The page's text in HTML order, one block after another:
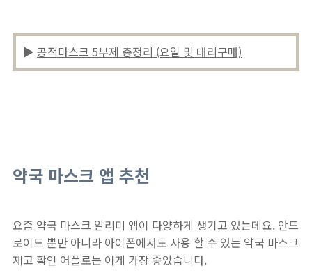
▶ 공적마스크 5부제 총정리 (요일 및 대리구매)
약국 마스크 앱 추천
요즘 약국 마스크 알리미 앱이 다양하게 생기고 있는데요. 안드
로이드 뿐만 아니라 아이폰에서도 사용 할 수 있는 약국 마스크
재고 확인 어플로는 이게 가장 좋았습니다.